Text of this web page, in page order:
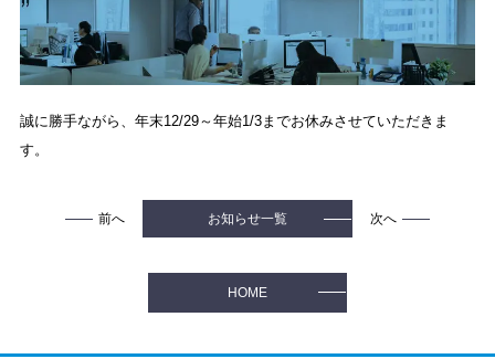
誠に勝手ながら、年末12/29～年始1/3までお休みさせていただきま
す。
前へ お知らせ一覧 次へ
HOME